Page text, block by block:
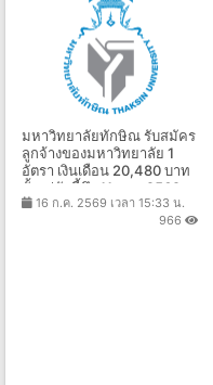
มหาวิทยาลัยทักษิณ รับสมัคร
ลูกจ้างของมหาวิทยาลัย 1
อัตรา เงินเดือน 20,480 บาท
ตั้งแต่บัดนี้ถึง 11 ส.ค. 2569
16 ก.ค. 2569 เวลา 15:33 น.
966